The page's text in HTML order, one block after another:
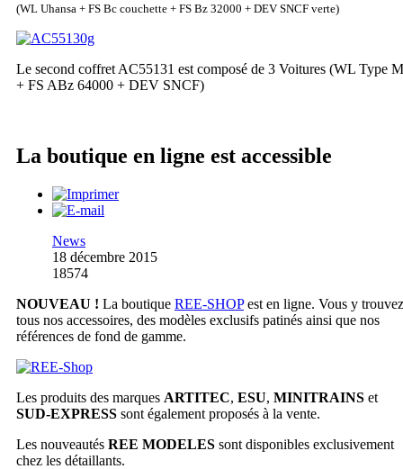
(WL Uhansa + FS Bc couchette + FS Bz 32000 + DEV SNCF verte)
Le second coffret AC55131 est composé de 3 Voitures (WL Type M
+ FS ABz 64000 + DEV SNCF)
La boutique en ligne est accessible
News
18 décembre 2015
18574
NOUVEAU ! La boutique REE-SHOPest en ligne. Vous y trouvez
tous nos accessoires, des modèles exclusifs patinés ainsi que nos
références de fond de gamme.
Les produits des marques ARTITEC, ESU, MINITRAINS et
SUD-EXPRESS sont également proposés à la vente.
Les nouveautés REE MODELES sont disponibles exclusivement
chez les détaillants.